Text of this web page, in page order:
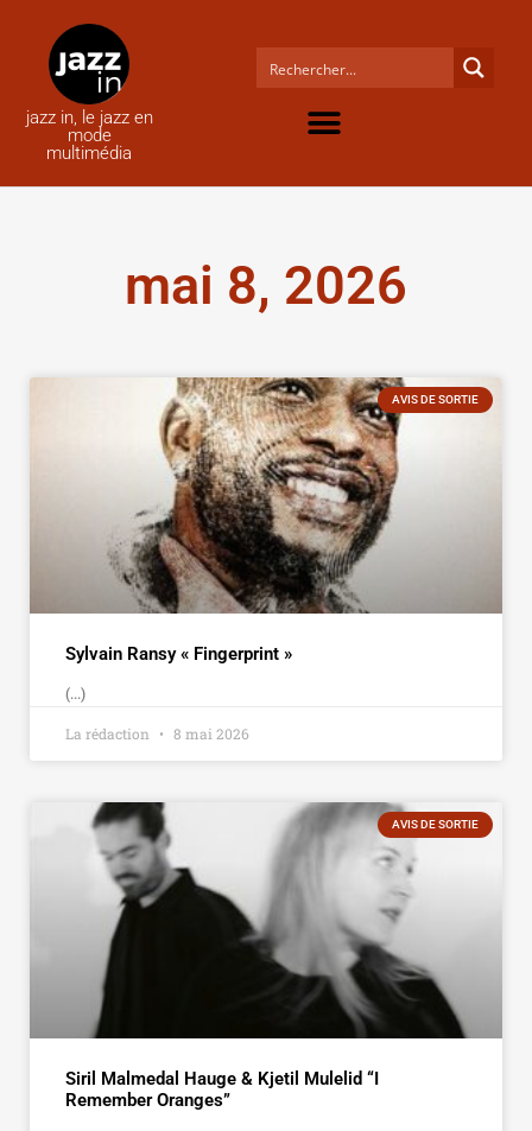
jazz in, le jazz en
mode
multimédia
mai 8, 2026
AVIS DE SORTIE
Sylvain Ransy « Fingerprint »
(...)
La rédaction 8 mai 2026
AVIS DE SORTIE
Siril Malmedal Hauge & Kjetil Mulelid “I
Remember Oranges”